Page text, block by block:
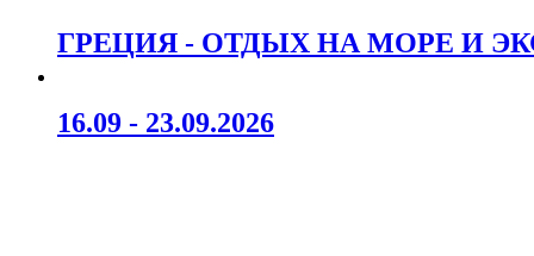
ГРЕЦИЯ - ОТДЫХ НА МОРЕ И
16.09 - 23.09.2026